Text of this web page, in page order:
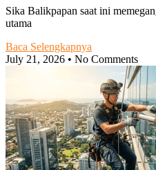
Sika Balikpapan saat ini
utama
Baca Selengkapnya
July 21, 2026
No Comments